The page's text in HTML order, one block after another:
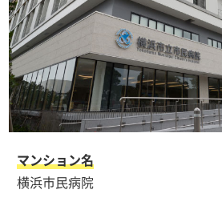
マンション名
横浜市民病院